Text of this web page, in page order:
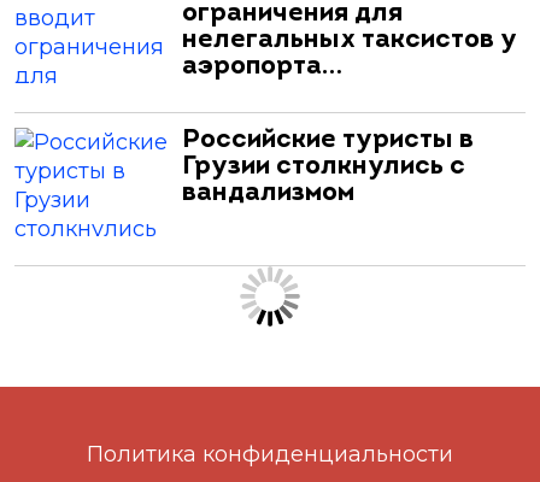
ограничения для
нелегальных таксистов у
аэропорта…
Российские туристы в
Грузии столкнулись с
вандализмом
Политика конфиденциальности